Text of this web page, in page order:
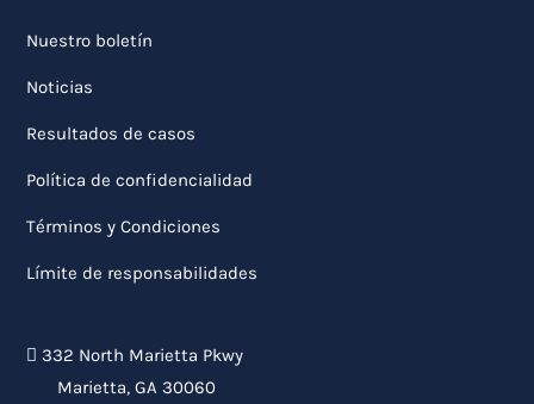
Nuestro boletín
Noticias
Resultados de casos
Política de confidencialidad
Términos y Condiciones
Límite de responsabilidades
332 North Marietta Pkwy
Marietta,GA 30060